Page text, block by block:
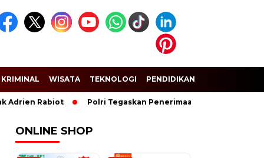
KRIMINAL WISATA TEKNOLOGI PENDIDIKAN
Rabiot Polri Tegaskan Penerimaan Anggota dan
ONLINE SHOP